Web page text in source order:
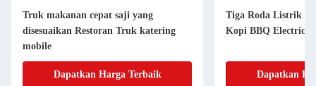
Truk makanan cepat saji yang
disesuaikan Restoran Truk katering
mobile
Dapatkan Harga Terbaik
Tiga Roda Listrik
Kopi BBQ Electric
Dapatkan